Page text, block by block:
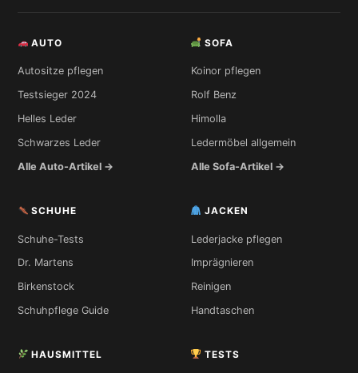
AUTO
Autositze pflegen
Testsieger 2024
Helles Leder
Schwarzes Leder
Alle Auto-Artikel →
SOFA
Koinor pflegen
Rolf Benz
Himolla
Ledermöbel allgemein
Alle Sofa-Artikel →
SCHUHE
Schuhe-Tests
Dr. Martens
Birkenstock
Schuhpflege Guide
JACKEN
Lederjacke pflegen
Imprägnieren
Reinigen
Handtaschen
HAUSMITTEL TESTS